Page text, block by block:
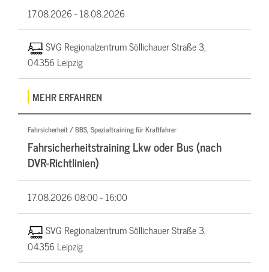
17.08.2026 -18.08.2026
SVG Regionalzentrum Söllichauer Straße 3,
04356 Leipzig
MEHR ERFAHREN
Fahrsicherheit / BBS, Spezialtraining für Kraftfahrer
Fahrsicherheitstraining Lkw oder Bus (nach
DVR-Richtlinien)
17.08.202608:00 - 16:00
SVG Regionalzentrum Söllichauer Straße 3,
04356 Leipzig